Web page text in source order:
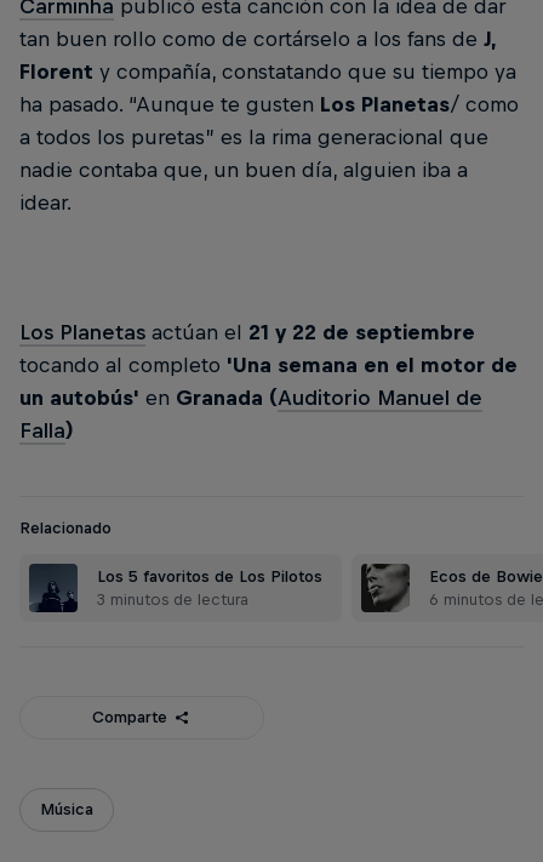
Carminha publicó esta canción con la idea de dar
tan buen rollo como de cortárselo a los fans de J,
Florent y compañía, constatando que su tiempo ya
ha pasado. “Aunque te gusten Los Planetas/ como
a todos los puretas” es la rima generacional que
nadie contaba que, un buen día, alguien iba a
idear.
Los Planetas actúan el 21 y 22 de septiembre
tocando al completo 'Una semana en el motor de
un autobús' en Granada (Auditorio Manuel de
Falla)
Relacionado
Los 5 favoritos de Los Pilotos
3 minutos de lectura
Ecos de Bowie
6 minutos de
Comparte
Música